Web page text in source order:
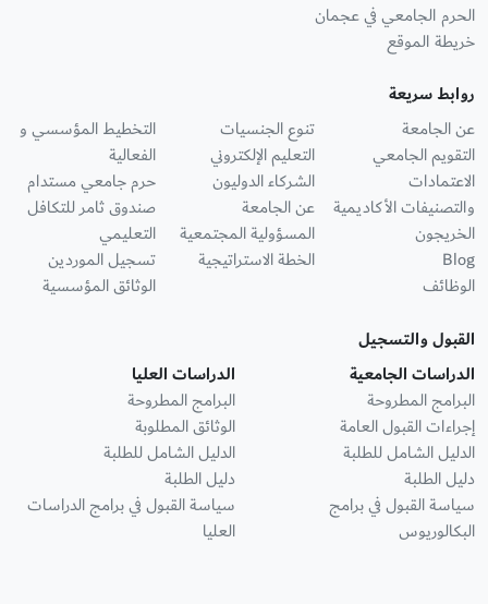
الحرم الجامعي في عجمان
خريطة الموقع
روابط سريعة
عن الجامعة
التقويم الجامعي
الاعتمادات
والتصنيفات الأكاديمية
الخريجون
Blog
الوظائف
تنوع الجنسيات
التعليم الإلكتروني
الشركاء الدوليون
عن الجامعة
المسؤولية المجتمعية
الخطة الاستراتيجية
التخطيط المؤسسي و
الفعالية
حرم جامعي مستدام
صندوق ثامر للتكافل
التعليمي
تسجيل الموردين
الوثائق المؤسسية
القبول والتسجيل
الدراسات الجامعية
البرامج المطروحة
إجراءات القبول العامة
الدليل الشامل للطلبة
دليل الطلبة
سياسة القبول في برامج
البكالوريوس
الدراسات العليا
البرامج المطروحة
الوثائق المطلوبة
الدليل الشامل للطلبة
دليل الطلبة
سياسة القبول في برامج الدراسات
العليا